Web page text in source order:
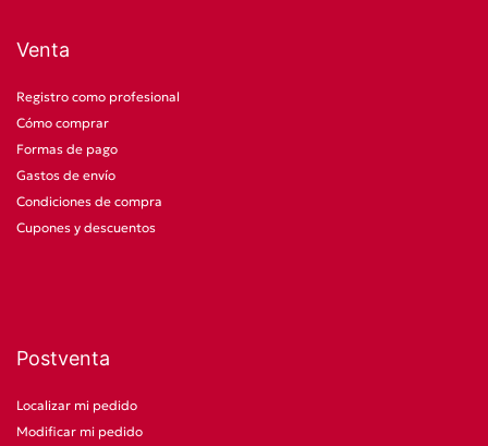
Venta
Registro como profesional
Cómo comprar
Formas de pago
Gastos de envío
Condiciones de compra
Cupones y descuentos
Postventa
Localizar mi pedido
Modificar mi pedido